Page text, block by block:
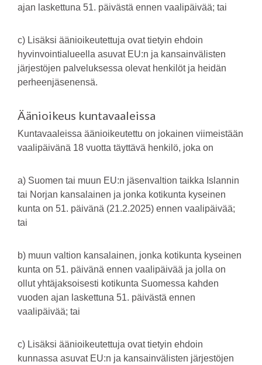
ajan laskettuna 51. päivästä ennen vaalipäivää; tai
c) Lisäksi äänioikeutettuja ovat tietyin ehdoin
hyvinvointialueella asuvat EU:n ja kansainvälisten
järjestöjen palveluksessa olevat henkilöt ja heidän
perheenjäsenensä.
Äänioikeus kuntavaaleissa
Kuntavaaleissa äänioikeutettu on jokainen viimeistään
vaalipäivänä 18 vuotta täyttävä henkilö, joka on
a) Suomen tai muun EU:n jäsenvaltion taikka Islannin
tai Norjan kansalainen ja jonka kotikunta kyseinen
kunta on 51. päivänä (21.2.2025) ennen vaalipäivää;
tai
b) muun valtion kansalainen, jonka kotikunta kyseinen
kunta on 51. päivänä ennen vaalipäivää ja jolla on
ollut yhtäjaksoisesti kotikunta Suomessa kahden
vuoden ajan laskettuna 51. päivästä ennen
vaalipäivää; tai
c) Lisäksi äänioikeutettuja ovat tietyin ehdoin
kunnassa asuvat EU:n ja kansainvälisten järjestöjen